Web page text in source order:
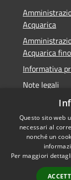
Acquarica
Acquarica
Informativa
Note legali
RSS
Accessibilità
Questo sito web
necessari al
nonché un
Per maggiori